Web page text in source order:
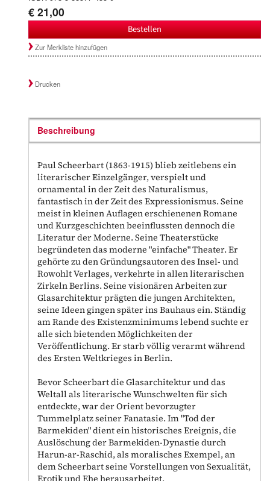
€ 21,00
Bestellen
Zur Merkliste hinzufügen
Drucken
Beschreibung
Paul Scheerbart (1863-1915) blieb zeitlebens ein
literarischer Einzelgänger, verspielt und
ornamental in der Zeit des Naturalismus,
fantastisch in der Zeit des Expressionismus. Seine
meist in kleinen Auflagen erschienenen Romane
und Kurzgeschichten beeinflussten dennoch die
Literatur der Moderne. Seine Theaterstücke
begründeten das moderne "einfache" Theater. Er
gehörte zu den Gründungsautoren des Insel- und
Rowohlt Verlages, verkehrte in allen literarischen
Zirkeln Berlins. Seine visionären Arbeiten zur
Glasarchitektur prägten die jungen Architekten,
seine Ideen gingen später ins Bauhaus ein. Ständig
am Rande des Existenzminimums lebend suchte er
alle sich bietenden Möglichkeiten der
Veröffentlichung. Er starb völlig verarmt während
des Ersten Weltkrieges in Berlin.
Bevor Scheerbart die Glasarchitektur und das
Weltall als literarische Wunschwelten für sich
entdeckte, war der Orient bevorzugter
Tummelplatz seiner Fanatasie. Im "Tod der
Barmekiden" dient ein historisches Ereignis, die
Auslöschung der Barmekiden-Dynastie durch
Harun-ar-Raschid, als moralisches Exempel, an
dem Scheerbart seine Vorstellungen von Sexualität,